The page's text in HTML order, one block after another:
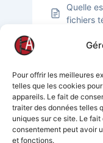
Pour offrir les meilleures
telles que les cookies
appareils. Le fait de
traiter des données telles
uniques sur ce site. Le
consentement peut avoir
et fonctions.
Quelle
fichiers
dans
dans
Qu’est
mes
Qu’est